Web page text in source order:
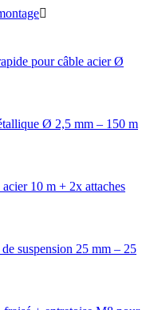
pour câble acier Ø
Ø 2,5 mm – 150 m
10 m + 2x attaches
suspension 25 mm – 25